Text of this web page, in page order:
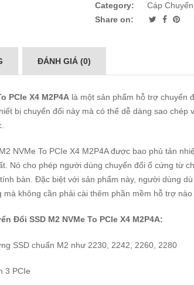
Category:
Cáp
Share on:
ĐÁNH GIÁ (0)
PCIe X4 M2P4A là một sản phẩm hỗ trợ chuyển
bị chuyển đổi này mà có thể dễ dàng sao
NVMe To PCIe X4 M2P4A được bao phủ tản
Nó cho phép người dùng chuyển đổi ổ cứng từ
bàn. Đặc biệt với sản phẩm này, người dùng
không cần phải cài thêm phần mềm hỗ trợ nào
Đổi SSD M2 NVMe To PCIe X4 M2P4A:
SSD chuẩn M2 như 2230, 2242, 2260, 2280
3 PCIe